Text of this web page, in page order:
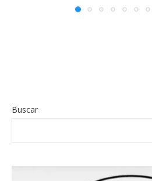
Buscar